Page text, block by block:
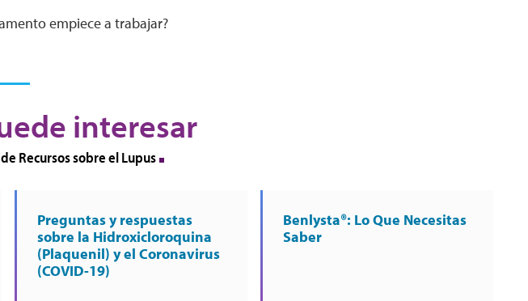
empiece a trabajar?
interesar
Recursos sobre el Lupus
Preguntas y respuestas
sobre la Hidroxicloroquina
(Plaquenil) y el Coronavirus
(COVID-19)
Benlysta®: Lo Que Necesitas
Saber